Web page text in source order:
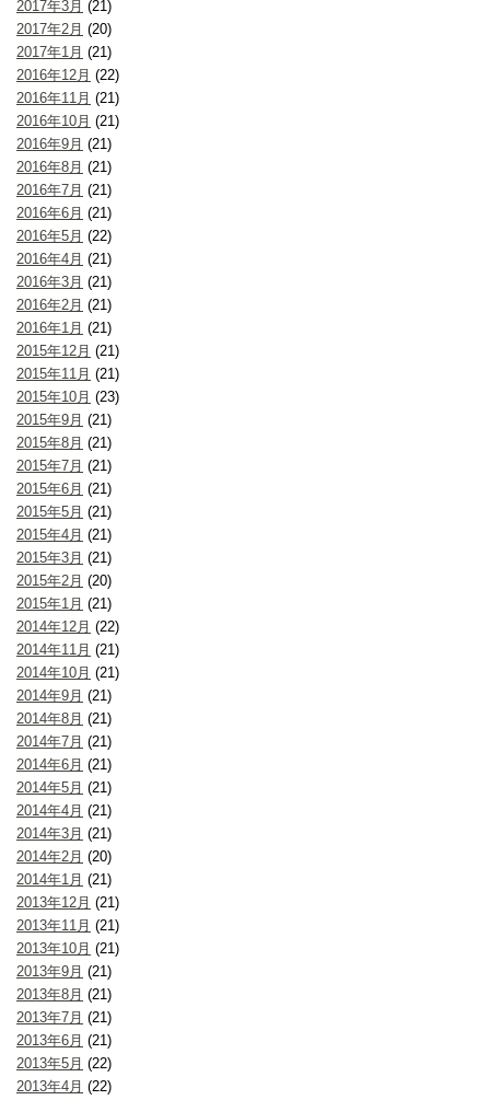
2017年3月 (21)
2017年2月 (20)
2017年1月 (21)
2016年12月 (22)
2016年11月 (21)
2016年10月 (21)
2016年9月 (21)
2016年8月 (21)
2016年7月 (21)
2016年6月 (21)
2016年5月 (22)
2016年4月 (21)
2016年3月 (21)
2016年2月 (21)
2016年1月 (21)
2015年12月 (21)
2015年11月 (21)
2015年10月 (23)
2015年9月 (21)
2015年8月 (21)
2015年7月 (21)
2015年6月 (21)
2015年5月 (21)
2015年4月 (21)
2015年3月 (21)
2015年2月 (20)
2015年1月 (21)
2014年12月 (22)
2014年11月 (21)
2014年10月 (21)
2014年9月 (21)
2014年8月 (21)
2014年7月 (21)
2014年6月 (21)
2014年5月 (21)
2014年4月 (21)
2014年3月 (21)
2014年2月 (20)
2014年1月 (21)
2013年12月 (21)
2013年11月 (21)
2013年10月 (21)
2013年9月 (21)
2013年8月 (21)
2013年7月 (21)
2013年6月 (21)
2013年5月 (22)
2013年4月 (22)